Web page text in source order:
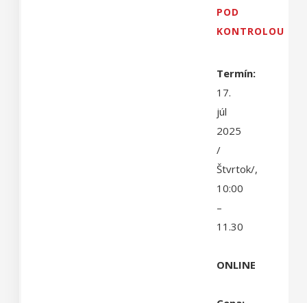
POD
KONTROLOU
Termín:
17.
júl
2025
/
Štvrtok/,
10:00
–
11.30
ONLINE